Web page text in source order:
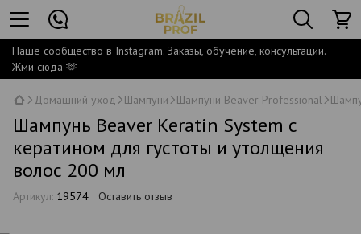
Наше сообщество в Instagram. Заказы, обучение, консультации.
Жми сюда 🫶
Домашний уход Шампуни Шампуни Beaver Professional
Шампунь Beaver Keratin System с
кератином для густоты и утолщения
волос 200 мл
Артикул: 19574 Оставить отзыв